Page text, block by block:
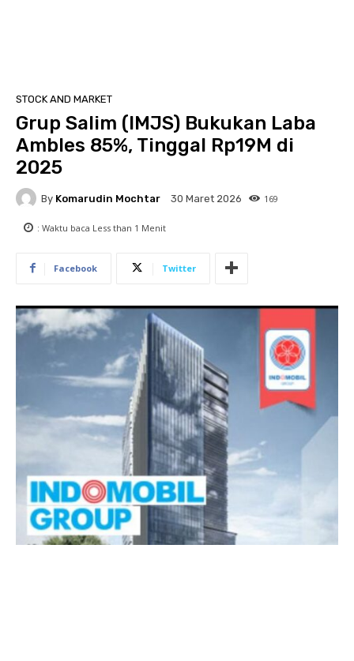
STOCK AND MARKET
Grup Salim (IMJS) Bukukan Laba
Ambles 85%, Tinggal Rp19M di
2025
By Komarudin Mochtar 30 Maret 2026 169
: Waktu baca Less than 1 Menit
Facebook Twitter